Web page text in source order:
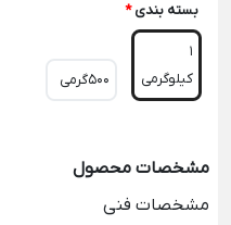
بسته بندی *
1
کیلوگرمی
500گرمی
مشخصات محصول
مشخصات فنی